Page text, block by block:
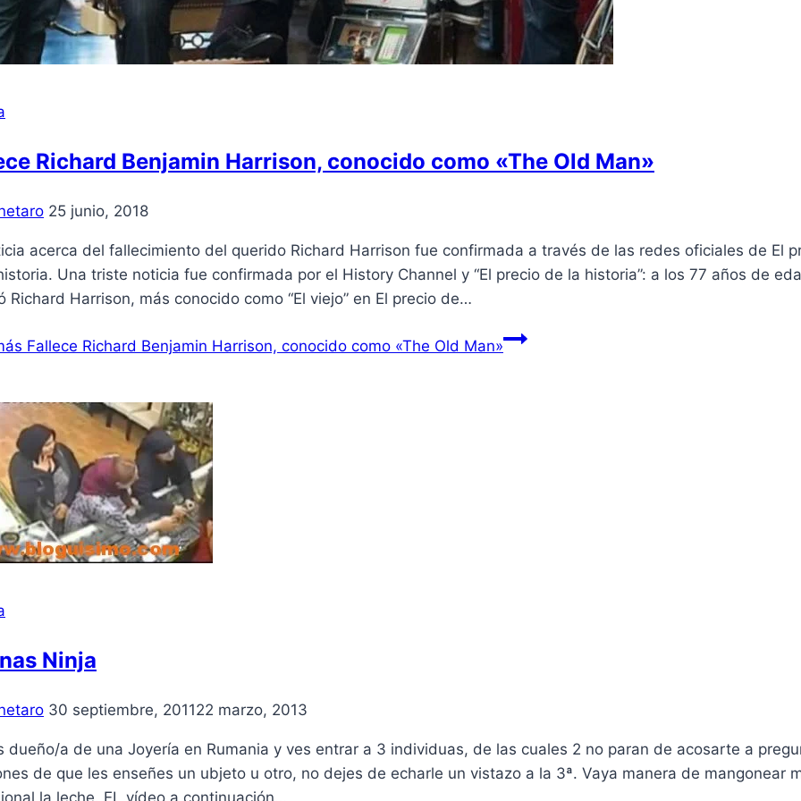
Richard Benjamin Harrison, conocido como «The Old Man»
25 junio, 2018
acerca del fallecimiento del querido Richard Harrison fue confirmada a través de las redes oficiales de El
Una triste noticia fue confirmada por el History Channel y “El precio de la historia”: a los 77 años de
Richard Harrison, más conocido como “El viejo” en El precio de…
Fallece Richard Benjamin Harrison, conocido como «The Old Man»
Ninja
30 septiembre, 201122 marzo, 2013
dueño/a de una Joyerí­a en Rumania y ves entrar a 3 individuas, de las cuales 2 no paran de acosarte a
de que les enseñes un ubjeto u otro, no dejes de echarle un vistazo a la 3ª. Vaya manera de mangonear